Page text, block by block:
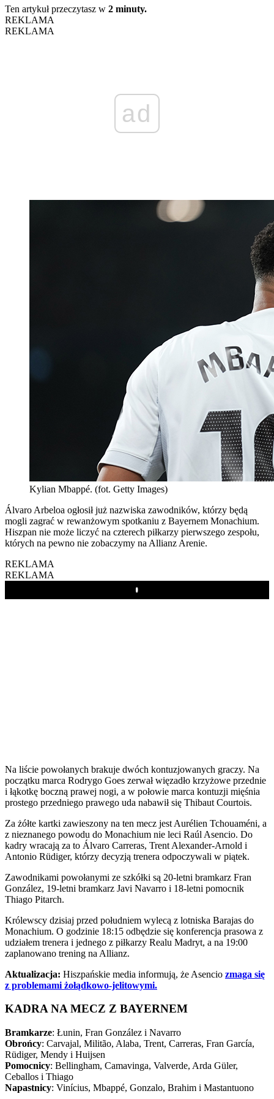
Ten artykuł przeczytasz w 2 minuty.
REKLAMA
REKLAMA
ad
Kylian Mbappé. (fot. Getty Images)
Álvaro Arbeloa ogłosił już nazwiska zawodników, którzy będą
mogli zagrać w rewanżowym spotkaniu z Bayernem Monachium.
Hiszpan nie może liczyć na czterech piłkarzy pierwszego zespołu,
których na pewno nie zobaczymy na Allianz Arenie.
REKLAMA
REKLAMA
Play
Na liście powołanych brakuje dwóch kontuzjowanych graczy. Na
początku marca Rodrygo Goes zerwał więzadło krzyżowe przednie
i łąkotkę boczną prawej nogi, a w połowie marca kontuzji mięśnia
prostego przedniego prawego uda nabawił się Thibaut Courtois.
Za żółte kartki zawieszony na ten mecz jest Aurélien Tchouaméni, a
z nieznanego powodu do Monachium nie leci Raúl Asencio. Do
kadry wracają za to Álvaro Carreras, Trent Alexander-Arnold i
Antonio Rüdiger, którzy decyzją trenera odpoczywali w piątek.
Zawodnikami powołanymi ze szkółki są 20-letni bramkarz Fran
González, 19-letni bramkarz Javi Navarro i 18-letni pomocnik
Thiago Pitarch.
Królewscy dzisiaj przed południem wylecą z lotniska Barajas do
Monachium. O godzinie 18:15 odbędzie się konferencja prasowa z
udziałem trenera i jednego z piłkarzy Realu Madryt, a na 19:00
zaplanowano trening na Allianz.
Aktualizacja: Hiszpańskie media informują, że Asencio zmaga się
z problemami żołądkowo-jelitowymi.
KADRA NA MECZ Z BAYERNEM
Bramkarze: Łunin, Fran González i Navarro
Obrońcy: Carvajal, Militão, Alaba, Trent, Carreras, Fran García,
Rüdiger, Mendy i Huijsen
Pomocnicy: Bellingham, Camavinga, Valverde, Arda Güler,
Ceballos i Thiago
Napastnicy: Vinícius, Mbappé, Gonzalo, Brahim i Mastantuono